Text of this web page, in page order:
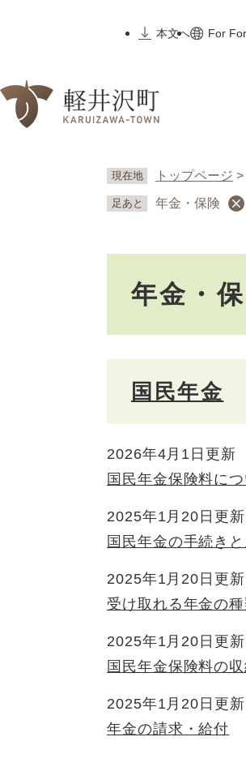
先
本文へ
For
現在地 トップページ >
足あと 年金・保険
年金・
国民年金
2026年4月1日更新
国民年金保険料に
2025年1月20日更新
国民年金の手続き
2025年1月20日更新
受け取れる年金の
2025年1月20日更新
国民年金保険料の
2025年1月20日更新
年金の請求・給付